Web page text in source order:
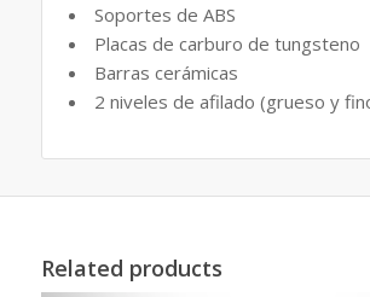
Soportes de ABS
Placas de carburo de tungsteno
Barras cerámicas
2 niveles de afilado (grueso y
Related products